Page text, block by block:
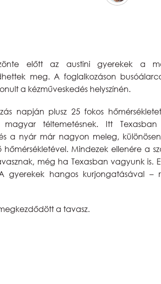
előtt az austini gyerekek a
meg. A foglalkozáson
a kézműveskedés helyszínén.
napján plusz 25 fokos
téltemetésnek. Itt
a nyár már nagyon meleg,
Mindezek ellenére a
még ha Texasban vagyunk is.
gyerekek hangos kurjongatásával –
a tavasz.